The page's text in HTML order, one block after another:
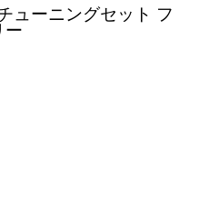
ューニングセット フ
ー